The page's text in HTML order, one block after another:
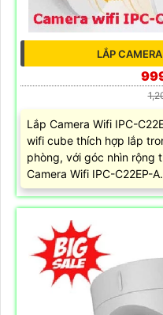
LẮP
Lắp Camera Wifi IPC-
wifi cube thích hợp lắp
phòng, với góc nhìn rộng
Camera Wifi IPC-C22EP-